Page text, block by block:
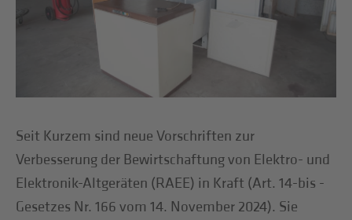
Seit Kurzem sind neue Vorschriften zur
Verbesserung der Bewirtschaftung von Elektro- und
Elektronik-Altgeräten (RAEE) in Kraft (Art. 14-bis -
Gesetzes Nr. 166 vom 14. November 2024). Sie